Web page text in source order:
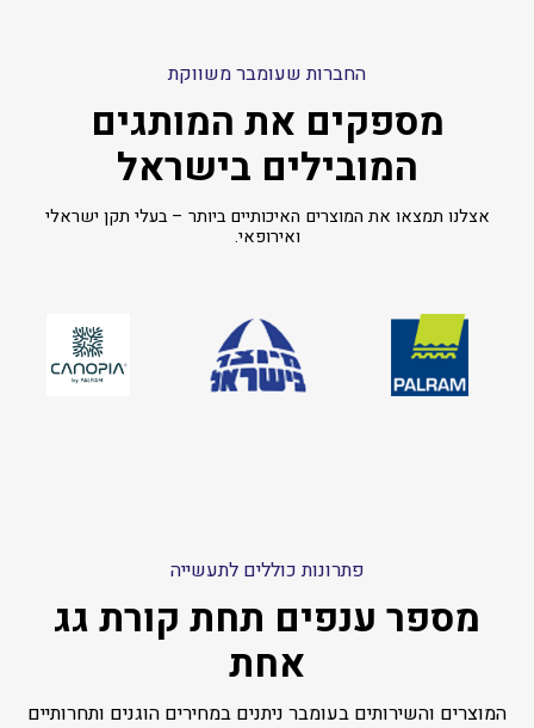
החברות שעומבר משווקת
מספקים את המותגים
המובילים בישראל
אצלנו תמצאו את המוצרים האיכותיים ביותר – בעלי תקן ישראלי
ואירופאי.
פתרונות כוללים לתעשייה
מספר ענפים תחת קורת גג
אחת
המוצרים והשירותים בעומבר ניתנים במחירים הוגנים ותחרותיים